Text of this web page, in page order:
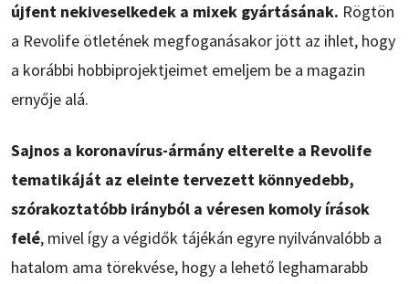
újfent nekiveselkedek a mixek gyártásának. Rögtön
a Revolife ötletének megfoganásakor jött az ihlet, hogy
a korábbi hobbiprojektjeimet emeljem be a magazin
ernyője alá.
Sajnos a koronavírus-ármány elterelte a Revolife
tematikáját az eleinte tervezett könnyedebb,
szórakoztatóbb irányból a véresen komoly írások
felé, mivel így a végidők tájékán egyre nyilvánvalóbb a
hatalom ama törekvése, hogy a lehető leghamarabb